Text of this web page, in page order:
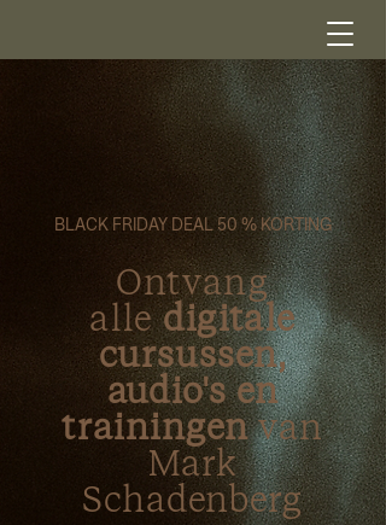
BLACK FRIDAY DEAL 50 % KORTING
Ontvang
alledigitale
cursussen,
audio's en
trainingenvan
Mark
Schadenberg